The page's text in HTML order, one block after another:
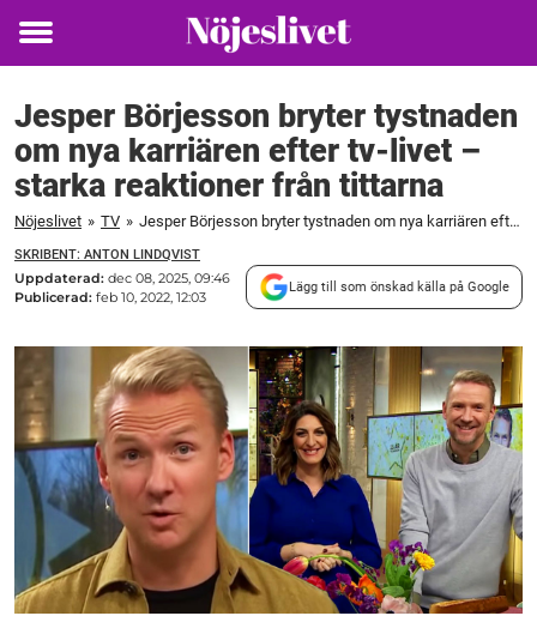
Toggle
Jesper Börjesson bryter tystnaden
om nya karriären efter tv-livet –
starka reaktioner från tittarna
Nöjeslivet » TV » Jesper Börjesson bryter tystnaden om nya karriären efter tv-livet – starka reaktioner från tittarna
SKRIBENT: ANTON LINDQVIST
Uppdaterad: dec 08, 2025, 09:46
Publicerad: feb 10, 2022, 12:03
Lägg till som önskad källa på Google